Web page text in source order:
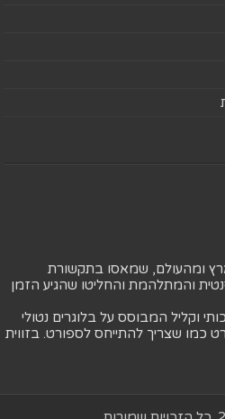
ומהעולם, שמאסו בתקשורת
והמתלהמת והחליטו שהגיע הזמן
וקליל המבוסס על בלוגרים נטולי
כמו שצריך להתייחס לספורט. בזווית